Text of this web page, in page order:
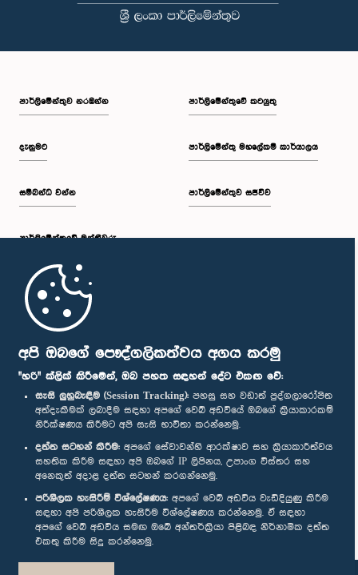
අපි ඔබගේ පෞද්ගලිකත්වය අගය කරමු
"හරි" ක්ලික් කිරීමෙන්, ඔබ පහත සඳහන් දේට එකඟ වේ:
සැසි ලුහුබැඳීම (Session Tracking): පහසු සහ වඩාත් පුද්ගලාරෝපිත
අත්දැකීමක් ලබාදීම සඳහා අපගේ වෙබ් අඩවියේ ඔබගේ ක්‍රියාකාරකම්
නිරීක්ෂණය කිරීමට අපි සැසි භාවිතා කරන්නෙමු.
දත්ත සටහන් කිරීම: අපගේ සේවාවන්හි ආරක්ෂාව සහ ක්‍රියාකාරීත්වය
සහතික කිරීම සඳහා අපි ඔබගේ IP ලිපිනය, උපාංග විස්තර සහ
අනෙකුත් අදාළ දත්ත සටහන් කරගන්නෙමු.
පරිශීලක හැසිරීම් විශ්ලේෂණය: අපගේ වෙබ් අඩවිය වැඩිදියුණු කිරීම
සඳහා අපි පරිශීලක හැසිරීම විශ්ලේෂණය කරන්නෙමු. ඒ සඳහා
අපගේ වෙබ් අඩවිය සමඟ ඔබේ අන්තර්ක්‍රියා පිළිබඳ නිර්නාමික දත්ත
එකතු කිරීම සිදු කරන්නෙමු.
පාර්ලි‌මේන්තුව නරඹන්න
දැනුමට
සම්බන්ධ වන්න
පාර්ලි‌මේන්තුවේ මන්ත්‍රීවරු
මුල් පිටුව
පාර්ලිමේන්තුවේ කටයුතු
පාර්ලිමේන්තු මහලේකම් කාර්යාලය
පාර්ලිමේන්තුව සජීවීව
පාර්ලිමේන්තු ජංගම යෙදුම
අප හා සම්බන්ධ වී සිටින්න :
සම්මාන
පෞද්ගලිකත්ව ප්‍රතිපත්තිය